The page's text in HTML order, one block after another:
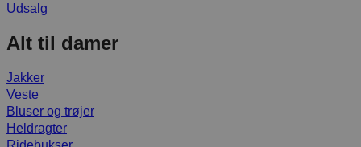
Udsalg
Alt til damer
Jakker
Veste
Bluser og trøjer
Heldragter